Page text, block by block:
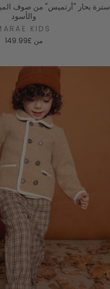
سترة بحار "أرتميس" من صوف
والأسود
KIDS
من £149.99